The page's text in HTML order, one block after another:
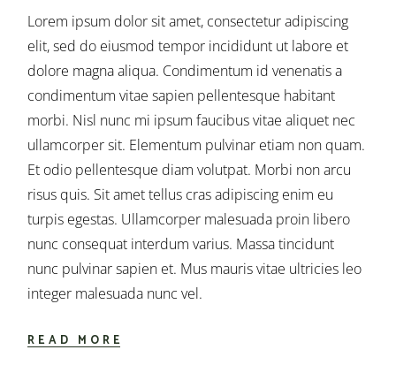
Lorem ipsum dolor sit amet, consectetur adipiscing
elit, sed do eiusmod tempor incididunt ut labore et
dolore magna aliqua. Condimentum id venenatis a
condimentum vitae sapien pellentesque habitant
morbi. Nisl nunc mi ipsum faucibus vitae aliquet nec
ullamcorper sit. Elementum pulvinar etiam non quam.
Et odio pellentesque diam volutpat. Morbi non arcu
risus quis. Sit amet tellus cras adipiscing enim eu
turpis egestas. Ullamcorper malesuada proin libero
nunc consequat interdum varius. Massa tincidunt
nunc pulvinar sapien et. Mus mauris vitae ultricies leo
integer malesuada nunc vel.
READ MORE